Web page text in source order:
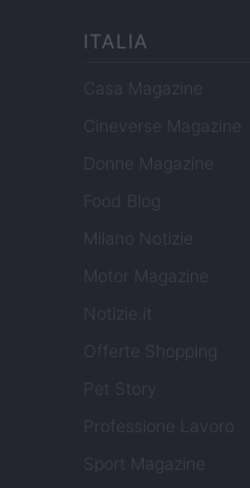
ITALIA
Casa Magazine
Cineverse Magazine
Donne Magazine
Food Blog
Milano Notizie
Motor Magazine
Notizie.it
Offerte Shopping
Professione Lavoro
Sport Magazine